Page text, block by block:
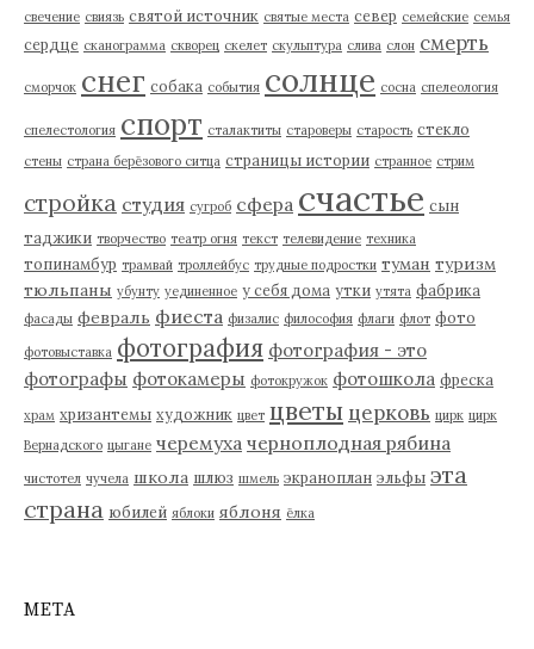
свечение свиязь святой источник святые места север семейские семья
сердце сканограмма скворец скелет скульптура слива слон смерть
сморчок снег собака события солнце сосна спелеология
спелестология спорт сталактиты староверы старость стекло
стены страна берёзового ситца страницы истории странное стрим
стройка студия сугроб сфера счастье сын
таджики творчество театр огня текст телевидение техника
топинамбур трамвай троллейбус трудные подростки туман туризм
тюльпаны убунту уединенное у себя дома утки утята фабрика
фасады февраль фиеста физалис философия флаги флот фото
фотовыставка фотография фотография - это
фотографы фотокамеры фотокружок фотошкола фреска
храм хризантемы художник цвет цветы церковь цирк цирк
Вернадского цыгане черемуха черноплодная рябина
чистотел чучела школа шлюз шмель экраноплан эльфы эта
страна юбилей яблоки яблоня ёлка
МЕТА